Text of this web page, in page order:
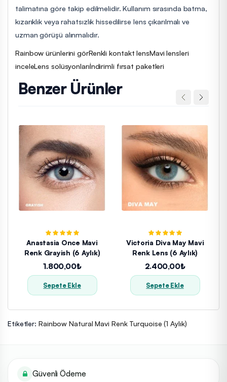
talimatına göre takip edilmelidir. Kullanım sırasında batma,
kızarıklık veya rahatsızlık hissedilirse lens çıkarılmalı ve
uzman görüşü alınmalıdır.
Rainbow ürünlerini görRenkli kontakt lensMavi lensleri
inceleLens solüsyonlarıİndirimli fırsat paketleri
Benzer Ürünler
Anastasia Once Mavi
Renk Grayish (6 Aylık)
1.800,00₺
Sepete Ekle
Victoria Diva May Mavi
Renk Lens (6 Aylık)
2.400,00₺
Sepete Ekle
Etiketler: Rainbow Natural Mavi Renk Turquoise (1 Aylık)
Güvenli Ödeme